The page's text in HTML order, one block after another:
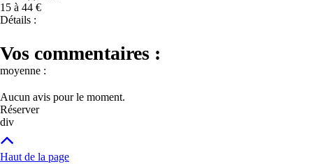
15 à 44 €
Détails :
Vos commentaires :
moyenne :
Aucun avis pour le moment.
Réserver
div
Haut de la page